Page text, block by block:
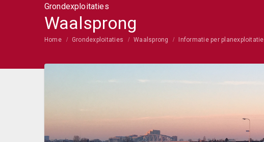
Grondexploitaties
Waalsprong
Home Grondexploitaties Waalsprong Informatie per planexploitatie